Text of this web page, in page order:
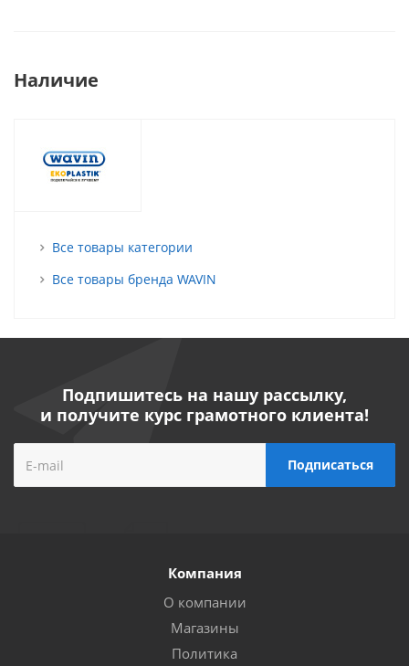
Наличие
Все товары категории
Все товары бренда WAVIN
Подпишитесь на нашу рассылку,
и получите курс грамотного клиента!
Компания
О компании
Магазины
Политика